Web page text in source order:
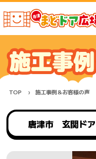
TOP 施工事例＆お客様の声
唐津市 玄関ド